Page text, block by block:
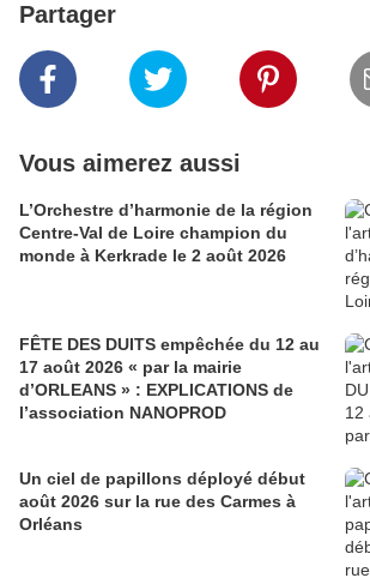
Partager
Vous aimerez aussi
L’Orchestre d’harmonie de la région
Centre-Val de Loire champion du
monde à Kerkrade le 2 août 2026
FÊTE DES DUITS empêchée du 12 au
17 août 2026 « par la mairie
d’ORLEANS » : EXPLICATIONS de
l’association NANOPROD
Un ciel de papillons déployé début
août 2026 sur la rue des Carmes à
Orléans